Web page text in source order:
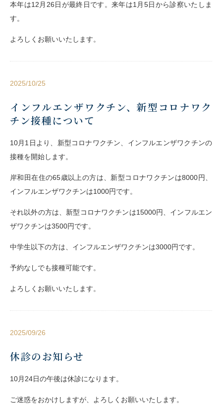
本年は12月26日が最終日です。来年は1月5日から診察いたしま
す。
よろしくお願いいたします。
2025/10/25
インフルエンザワクチン、新型コロナワク
チン接種について
10月1日より、新型コロナワクチン、インフルエンザワクチンの
接種を開始します。
岸和田在住の65歳以上の方は、新型コロナワクチンは8000円、
インフルエンザワクチンは1000円です。
それ以外の方は、新型コロナワクチンは15000円、インフルエン
ザワクチンは3500円です。
中学生以下の方は、インフルエンザワクチンは3000円です。
予約なしでも接種可能です。
よろしくお願いいたします。
2025/09/26
休診のお知らせ
10月24日の午後は休診になります。
ご迷惑をおかけしますが、よろしくお願いいたします。